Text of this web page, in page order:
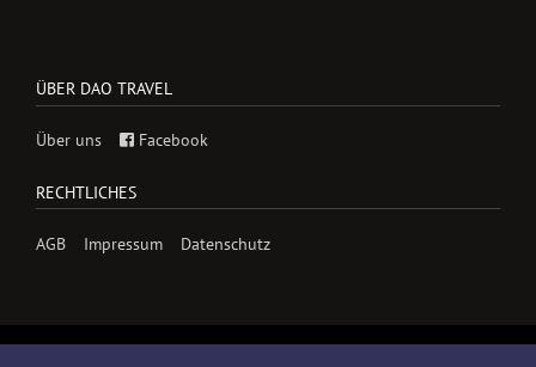
ÜBER DAO TRAVEL
Über uns Facebook
RECHTLICHES
AGB Impressum Datenschutz